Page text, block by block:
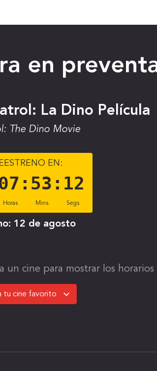
en
La Dino Película
The Dino Movie
EN:
:
Horas
53 :
Mins.
11
Segs.
12 de agosto
un cine para mostrar los